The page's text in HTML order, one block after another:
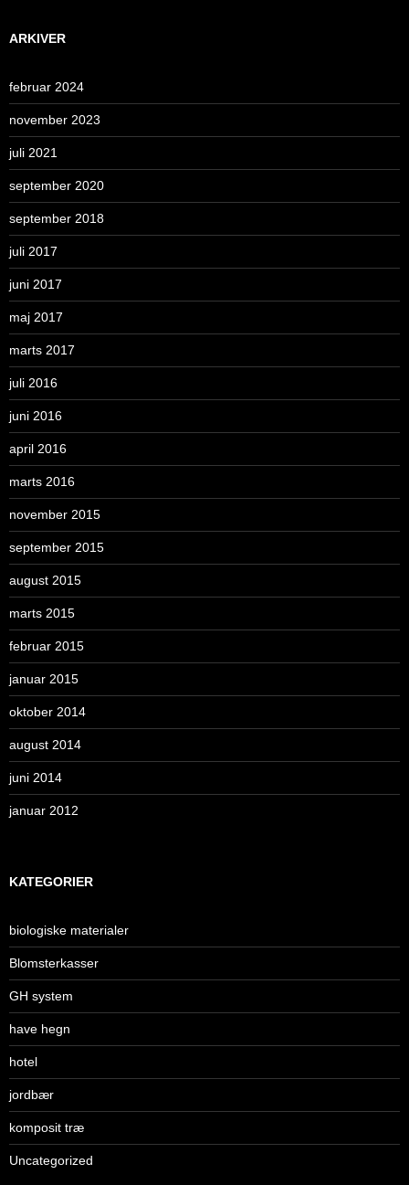
ARKIVER
februar 2024
november 2023
juli 2021
september 2020
september 2018
juli 2017
juni 2017
maj 2017
marts 2017
juli 2016
juni 2016
april 2016
marts 2016
november 2015
september 2015
august 2015
marts 2015
februar 2015
januar 2015
oktober 2014
august 2014
juni 2014
januar 2012
KATEGORIER
biologiske materialer
Blomsterkasser
GH system
have hegn
hotel
jordbær
komposit træ
Uncategorized